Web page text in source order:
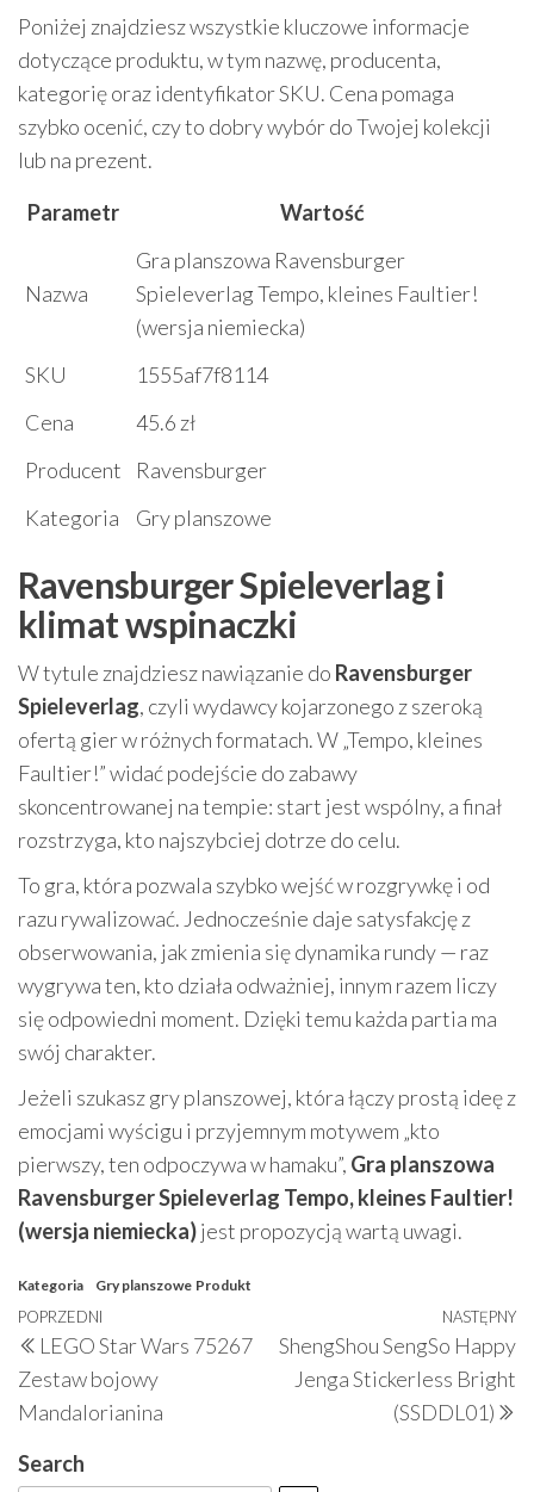
Poniżej znajdziesz wszystkie kluczowe informacje
dotyczące produktu, w tym nazwę, producenta,
kategorię oraz identyfikator SKU. Cena pomaga
szybko ocenić, czy to dobry wybór do Twojej kolekcji
lub na prezent.
Parametr
Wartość
Nazwa
Gra planszowa Ravensburger
Spieleverlag Tempo, kleines Faultier!
(wersja niemiecka)
SKU
1555af7f8114
Cena
45.6 zł
Producent
Ravensburger
Kategoria
Gry planszowe
Ravensburger Spieleverlag i
klimat wspinaczki
W tytule znajdziesz nawiązanie do Ravensburger
Spieleverlag, czyli wydawcy kojarzonego z szeroką
ofertą gier w różnych formatach. W „Tempo, kleines
Faultier!” widać podejście do zabawy
skoncentrowanej na tempie: start jest wspólny, a finał
rozstrzyga, kto najszybciej dotrze do celu.
To gra, która pozwala szybko wejść w rozgrywkę i od
razu rywalizować. Jednocześnie daje satysfakcję z
obserwowania, jak zmienia się dynamika rundy — raz
wygrywa ten, kto działa odważniej, innym razem liczy
się odpowiedni moment. Dzięki temu każda partia ma
swój charakter.
Jeżeli szukasz gry planszowej, która łączy prostą ideę z
emocjami wyścigu i przyjemnym motywem „kto
pierwszy, ten odpoczywa w hamaku”, Gra planszowa
Ravensburger Spieleverlag Tempo, kleines Faultier!
(wersja niemiecka)jest propozycją wartą uwagi.
Kategoria Gry planszowe Produkt
Nawigacja
wpisu
Poprzedni
wpis
POPRZEDNI
LEGO Star Wars 75267
Zestaw bojowy
Mandalorianina
NASTĘPNY
ShengShou SengSo Happy
Jenga Stickerless Bright
(SSDDL01)
Search